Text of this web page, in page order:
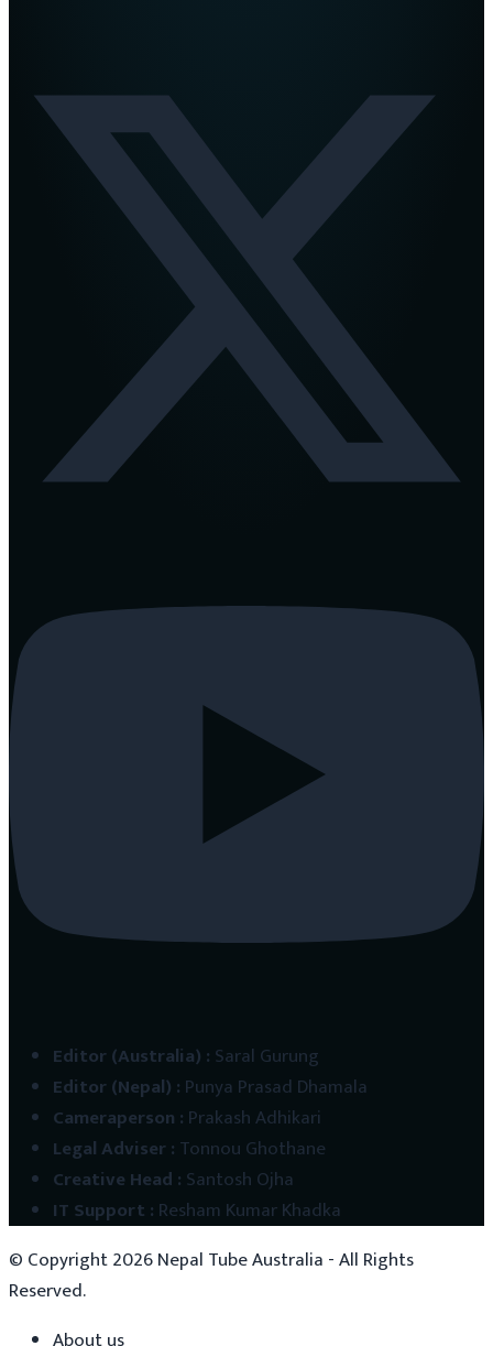
Editor (Australia) : Saral Gurung
Editor (Nepal) : Punya Prasad Dhamala
Cameraperson : Prakash Adhikari
Legal Adviser: Tonnou Ghothane
Creative Head : Santosh Ojha
IT Support : Resham Kumar Khadka
© Copyright2026Nepal Tube Australia - All Rights
Reserved.